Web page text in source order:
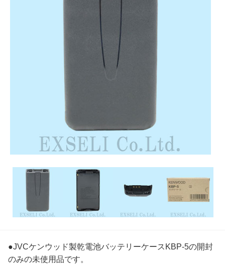
●JVCケンウッド製乾電池バッテリーケースKBP-5の開封
のみの未使用品です。